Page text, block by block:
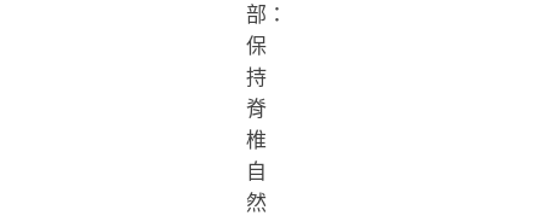
部：
保
持
脊
椎
自
然